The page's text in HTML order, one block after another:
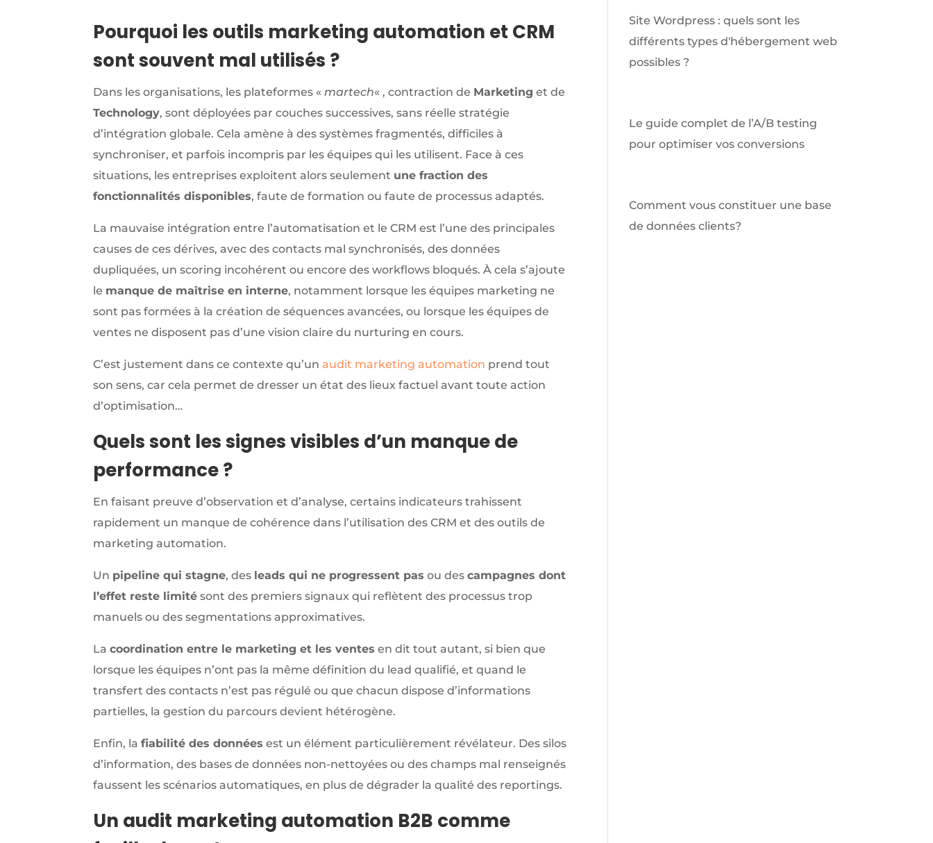
Pourquoi les outils marketing automation et CRM
sont souvent mal utilisés ?
Dans les organisations, les plateformes « martech« , contraction de Marketing et de
Technology, sont déployées par couches successives, sans réelle stratégie
d’intégration globale. Cela amène à des systèmes fragmentés, difficiles à
synchroniser, et parfois incompris par les équipes qui les utilisent. Face à ces
situations, les entreprises exploitent alors seulement une fraction des
fonctionnalités disponibles, faute de formation ou faute de processus adaptés.
La mauvaise intégration entre l’automatisation et le CRM est l’une des principales
causes de ces dérives, avec des contacts mal synchronisés, des données
dupliquées, un scoring incohérent ou encore des workflows bloqués. À cela s’ajoute
le manque de maîtrise en interne, notamment lorsque les équipes marketing ne
sont pas formées à la création de séquences avancées, ou lorsque les équipes de
ventes ne disposent pas d’une vision claire du nurturing en cours.
C’est justement dans ce contexte qu’unaudit marketing automation prend tout
son sens, car cela permet de dresser un état des lieux factuel avant toute action
d’optimisation…
Quels sont les signes visibles d’un manque de
performance ?
En faisant preuve d’observation et d’analyse, certains indicateurs trahissent
rapidement un manque de cohérence dans l’utilisation des CRM et des outils de
marketing automation.
Un pipeline qui stagne, des leads qui ne progressent pas ou descampagnes dont
l’effet reste limité sont des premiers signaux qui reflètent des processus trop
manuels ou des segmentations approximatives.
Lacoordination entre le marketing et les ventes en dit tout autant, si bien que
lorsque les équipes n’ont pas la même définition du lead qualifié, et quand le
transfert des contacts n’est pas régulé ou que chacun dispose d’informations
partielles, la gestion du parcours devient hétérogène.
Enfin, lafiabilité des données est un élément particulièrement révélateur. Des silos
d’information, des bases de données non-nettoyées ou des champs mal renseignés
faussent les scénarios automatiques, en plus de dégrader la qualité des reportings.
Un audit marketing automation B2B comme
Site Wordpress : quels sont les
différents types d'hébergement web
possibles ?
Le guide complet de l’A/B testing
pour optimiser vos conversions
Comment vous constituer une base
de données clients?